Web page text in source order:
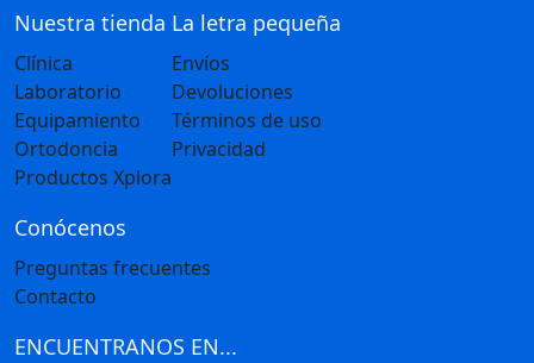
Nuestra tienda
Clínica
Laboratorio
Equipamiento
Ortodoncia
Productos Xplora
La letra pequeña
Envíos
Devoluciones
Términos de uso
Privacidad
Conócenos
Preguntas frecuentes
Contacto
ENCUENTRANOS EN...